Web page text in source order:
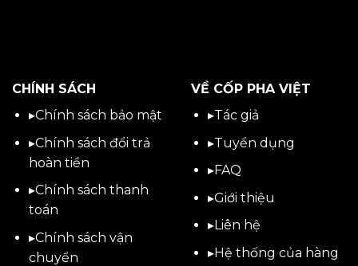
CHÍNH SÁCH
▸Chính sách bảo mật
▸Chính sách đổi trả
hoàn tiền
▸Chính sách thanh
toán
▸Chính sách vận
chuyển
VỀ CỐP PHA VIỆT
▸Tác giả
▸Tuyển dụng
▸FAQ
▸Giới thiệu
▸Liên hệ
▸Hệ thống của hàng